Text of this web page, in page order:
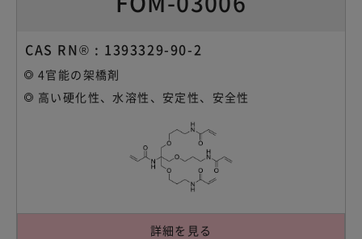
CAS RN® : 1393329-90-2
4官能の架橋剤
高い硬化性、水溶性、安定性、安全性
詳細を見る